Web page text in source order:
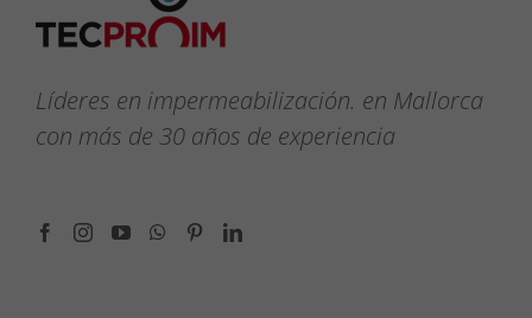
Líderes en impermeabilización. en Mallorca
con más de 30 años de experiencia